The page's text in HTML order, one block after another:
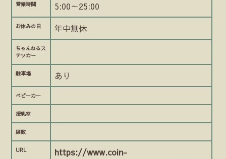
営業時間 5:00～25:00
お休みの日 年中無休
ちゃんねるス
テッカー
駐車場 あり
ベビーカー
授乳室
席数
URL
https://www.coin-